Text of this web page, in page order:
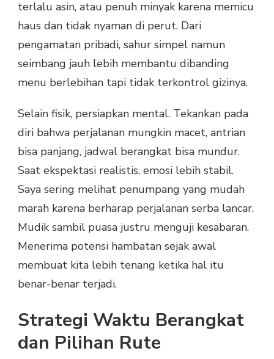
terlalu asin, atau penuh minyak karena memicu
haus dan tidak nyaman di perut. Dari
pengamatan pribadi, sahur simpel namun
seimbang jauh lebih membantu dibanding
menu berlebihan tapi tidak terkontrol gizinya.
Selain fisik, persiapkan mental. Tekankan pada
diri bahwa perjalanan mungkin macet, antrian
bisa panjang, jadwal berangkat bisa mundur.
Saat ekspektasi realistis, emosi lebih stabil.
Saya sering melihat penumpang yang mudah
marah karena berharap perjalanan serba lancar.
Mudik sambil puasa justru menguji kesabaran.
Menerima potensi hambatan sejak awal
membuat kita lebih tenang ketika hal itu
benar-benar terjadi.
Strategi Waktu Berangkat
dan Pilihan Rute